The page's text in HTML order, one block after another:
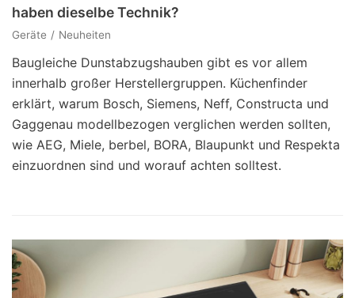
haben dieselbe Technik?
Geräte Neuheiten
Baugleiche Dunstabzugshauben gibt es vor allem
innerhalb großer Herstellergruppen. Küchenfinder
erklärt, warum Bosch, Siemens, Neff, Constructa und
Gaggenau modellbezogen verglichen werden sollten,
wie AEG, Miele, berbel, BORA, Blaupunkt und Respekta
einzuordnen sind und worauf achten solltest.